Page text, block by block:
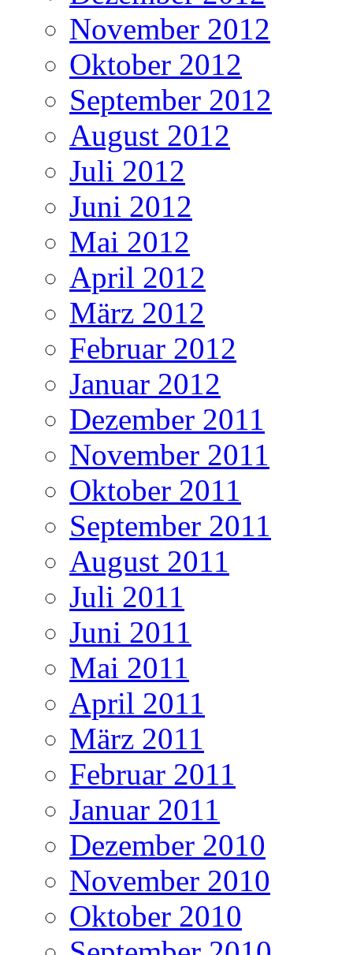
November 2012
Oktober 2012
September 2012
August 2012
Juli 2012
Juni 2012
Mai 2012
April 2012
März 2012
Februar 2012
Januar 2012
Dezember 2011
November 2011
Oktober 2011
September 2011
August 2011
Juli 2011
Juni 2011
Mai 2011
April 2011
März 2011
Februar 2011
Januar 2011
Dezember 2010
November 2010
Oktober 2010